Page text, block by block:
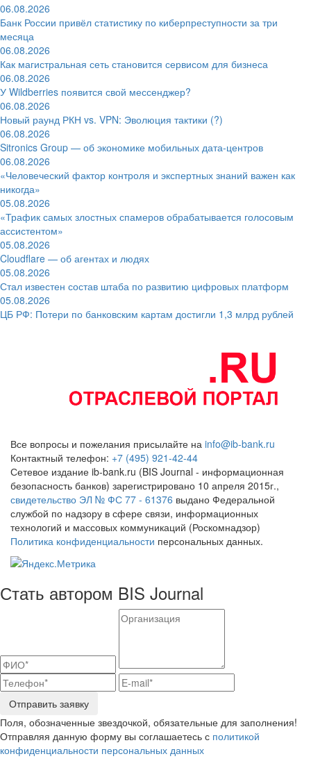
06.08.2026
Банк России привёл статистику по киберпреступности за три
месяца
06.08.2026
Как магистральная сеть становится сервисом для бизнеса
06.08.2026
У Wildberries появится свой мессенджер?
06.08.2026
Новый раунд РКН vs. VPN: Эволюция тактики (?)
06.08.2026
Sitronics Group — об экономике мобильных дата-центров
06.08.2026
«Человеческий фактор контроля и экспертных знаний важен как
никогда»
05.08.2026
«Трафик самых злостных спамеров обрабатывается голосовым
ассистентом»
05.08.2026
Cloudflare — об агентах и людях
05.08.2026
Стал известен состав штаба по развитию цифровых платформ
05.08.2026
ЦБ РФ: Потери по банковским картам достигли 1,3 млрд рублей
Все вопросы и пожелания присылайте на info@ib-bank.ru
Контактный телефон: +7 (495) 921-42-44
Сетевое издание ib-bank.ru (BIS Journal - информационная
безопасность банков) зарегистрировано 10 апреля 2015г.,
свидетельство ЭЛ № ФС 77 - 61376 выдано Федеральной
службой по надзору в сфере связи, информационных
технологий и массовых коммуникаций (Роскомнадзор)
Политика конфиденциальности персональных данных.
Стать автором BIS Journal
Отправить заявку
Поля, обозначенные звездочкой, обязательные для заполнения!
Отправляя данную форму вы соглашаетесь с политикой
конфиденциальности персональных данных